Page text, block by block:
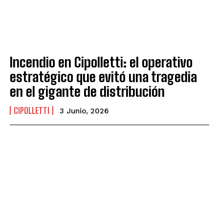
Incendio en Cipolletti: el operativo
estratégico que evitó una tragedia
en el gigante de distribución
CIPOLLETTI 3 Junio, 2026